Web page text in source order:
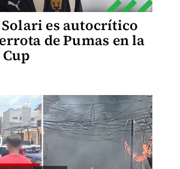
Solari es autocrítico
de Pumas en la